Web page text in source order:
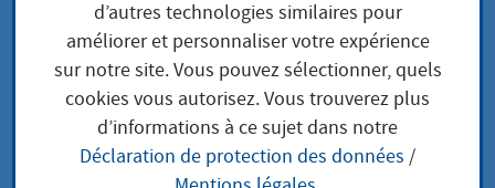
Aufstellung eines
Prostitutionsfahrzeug
d’autres technologies similaires pour
améliorer et personnaliser votre expérience
sur notre site. Vous pouvez sélectionner, quels
cookies vous autorisez. Vous trouverez plus
d’informations à ce sujet dans notre
Déclaration de protection des données /